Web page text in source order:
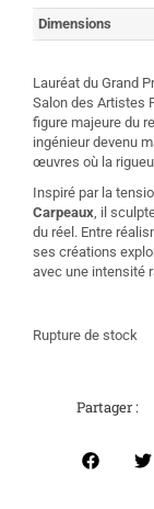
Dimensions
Lauréat du Grand
Salon des Artistes
figure majeure du
ingénieur devenu
œuvres où la
Inspiré par la
Carpeaux , il
du réel. Entre
ses créations
avec une intensité
Rupture de stock
Partager :